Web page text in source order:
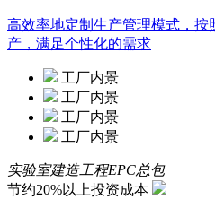
高效率地定制生产管理模式，按
产，满足个性化的需求
工厂内景
工厂内景
工厂内景
工厂内景
实验室建造工程EPC总包
节约20%以上投资成本